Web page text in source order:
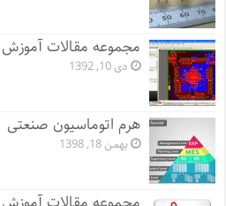
مجموعه مقالات آموزش
دی 10, 1392
هرم اتوماسیون صنعتی
بهمن 18, 1398